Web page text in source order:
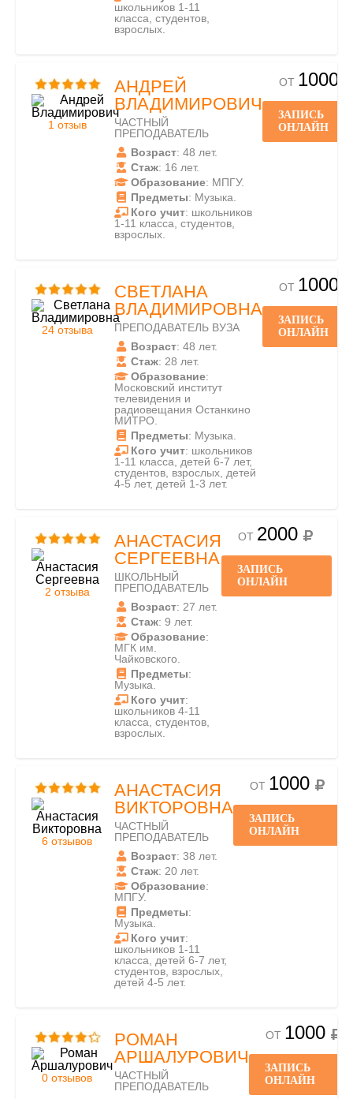
школьников 1-11
класса, студентов,
взрослых.
1 отзыв
АНДРЕЙ
ВЛАДИМИРОВИЧ
ЧАСТНЫЙ
ПРЕПОДАВАТЕЛЬ
Возраст: 48 лет.
Стаж: 16 лет.
Образование: МПГУ.
Предметы: Музыка.
Кого учит: школьников
1-11 класса, студентов,
взрослых.
ОТ 1000
ЗАПИСЬ
ОНЛАЙН
24 отзыва
СВЕТЛАНА
ВЛАДИМИРОВНА
ПРЕПОДАВАТЕЛЬ ВУЗА
Возраст: 48 лет.
Стаж: 28 лет.
Образование:
Московский институт
телевидения и
радиовещания Останкино
МИТРО.
Предметы: Музыка.
Кого учит: школьников
1-11 класса, детей 6-7 лет,
студентов, взрослых, детей
4-5 лет, детей 1-3 лет.
ОТ 1000
ЗАПИСЬ
ОНЛАЙН
2 отзыва
АНАСТАСИЯ
СЕРГЕЕВНА
ШКОЛЬНЫЙ
ПРЕПОДАВАТЕЛЬ
Возраст: 27 лет.
Стаж: 9 лет.
Образование:
МГК им.
Чайковского.
Предметы:
Музыка.
Кого учит:
школьников 4-11
класса, студентов,
взрослых.
ОТ 2000
ЗАПИСЬ
ОНЛАЙН
6 отзывов
АНАСТАСИЯ
ВИКТОРОВНА
ЧАСТНЫЙ
ПРЕПОДАВАТЕЛЬ
Возраст: 38 лет.
Стаж: 20 лет.
Образование:
МПГУ.
Предметы:
Музыка.
Кого учит:
школьников 1-11
класса, детей 6-7 лет,
студентов, взрослых,
детей 4-5 лет.
ОТ 1000
ЗАПИСЬ
ОНЛАЙН
0 отзывов
РОМАН
АРШАЛУРОВИЧ
ЧАСТНЫЙ
ПРЕПОДАВАТЕЛЬ
ОТ 1000
ЗАПИСЬ
ОНЛАЙН